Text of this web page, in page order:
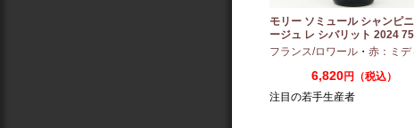
モリー ソミュール シャンピ
ージュ レ シバリット 2024
フランス/ロワール・ 赤：ミディアムボ
6,820円（税込）
注目の若手生産者